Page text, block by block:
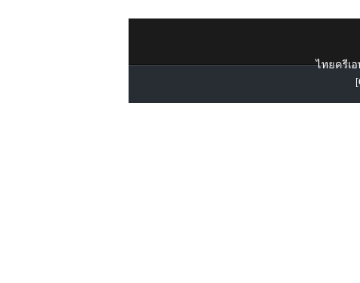
ไทยครีเอ
[